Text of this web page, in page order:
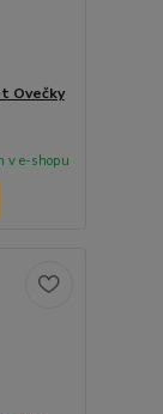
Ovečky
v e-shopu